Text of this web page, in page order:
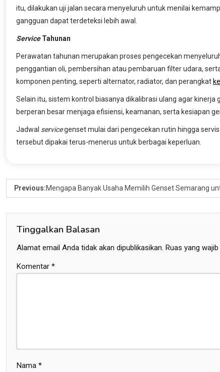
itu, dilakukan uji jalan secara menyeluruh untuk menilai
gangguan dapat terdeteksi lebih awal.
ServiceTahunan
Perawatan tahunan merupakan proses pengecekan
penggantian oli, pembersihan atau pembaruan filter udara,
komponen penting, seperti alternator, radiator, dan perangkat
Selain itu, sistem kontrol biasanya dikalibrasi ulang agar
berperan besar menjaga efisiensi, keamanan, serta kesiapan
Jadwal servicegenset mulai dari pengecekan rutin hingga
tersebut dipakai terus-menerus untuk berbagai keperluan.
Previous:Mengapa Banyak Usaha Memilih Genset Semarang
Tinggalkan Balasan
Alamat email Anda tidak akan dipublikasikan. Ruas yang
Komentar *
Nama *